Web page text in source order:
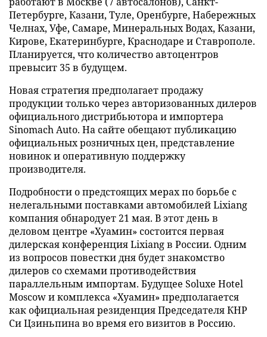
Петербурге, Казани, Туле, Оренбурге, Набережных
Челнах, Уфе, Самаре, Минеральных Водах, Казани,
Кирове, Екатеринбурге, Краснодаре и Ставрополе.
Планируется, что количество автоцентров
превысит 35 в будущем.
Новая стратегия предполагает продажу
продукции только через авторизованных дилеров
официального дистрибьютора и импортера
Sinomach Auto. На сайте обещают публикацию
официальных розничных цен, представление
новинок и оперативную поддержку
производителя.
Подробности о предстоящих мерах по борьбе с
нелегальными поставками автомобилей Lixiang
компания обнародует 21 мая. В этот день в
деловом центре «Хуамин» состоится первая
дилерская конференция Lixiang в России. Одним
из вопросов повестки дня будет знакомство
дилеров со схемами противодействия
параллельным импортам. Будущее Soluxe Hotel
Moscow и комплекса «Хуамин» предполагается
как официальная резиденция Председателя КНР
Си Цзиньпина во время его визитов в Россию.